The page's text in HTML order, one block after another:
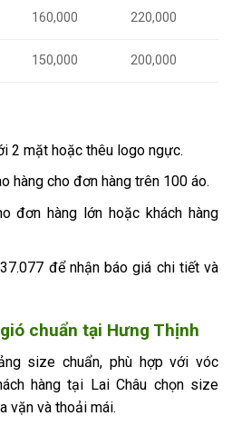
160,000 220,000
150,000 200,000
2 mặt hoặc thêu logo ngực.
hàng cho đơn hàng trên 100 áo.
đơn hàng lớn hoặc khách hàng
để nhận báo giá chi tiết và
chuẩn tại Hưng Thịnh
size chuẩn, phù hợp với vóc
hàng tại Lai Châu chọn size
vặn và thoải mái.